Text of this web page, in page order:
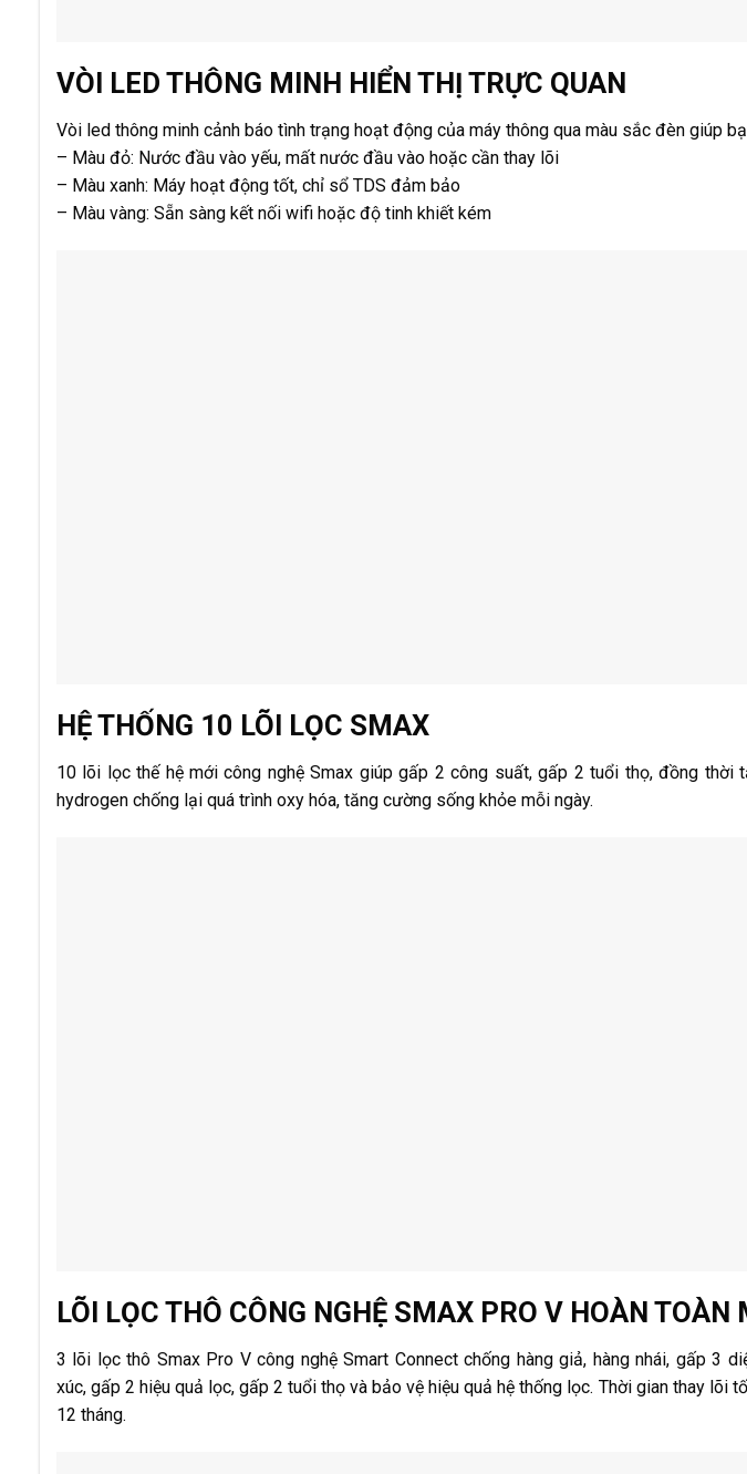
VÒI LED THÔNG MINH HIỂN THỊ TRỰC QUAN
Vòi led thông minh cảnh báo tình trạng hoạt động của máy thông qua màu sắc đèn giúp
– Màu đỏ: Nước đầu vào yếu, mất nước đầu vào hoặc cần thay lõi
– Màu xanh: Máy hoạt động tốt, chỉ sổ TDS đảm bảo
– Màu vàng: Sẵn sàng kết nối wifi hoặc độ tinh khiết kém
HỆ THỐNG 10 LÕI LỌC SMAX
10 lõi lọc thế hệ mới công nghệ Smax giúp gấp 2 công suất, gấp 2 tuổi thọ, đồng thời
hydrogen chống lại quá trình oxy hóa, tăng cường sống khỏe mỗi ngày.
LÕI LỌC THÔ CÔNG NGHỆ SMAX PRO V HOÀN TOÀN
3 lõi lọc thô Smax Pro V công nghệ Smart Connect chống hàng giả, hàng nhái, gấp 3
xúc, gấp 2 hiệu quả lọc, gấp 2 tuổi thọ và bảo vệ hiệu quả hệ thống lọc. Thời gian thay lõi
12 tháng.